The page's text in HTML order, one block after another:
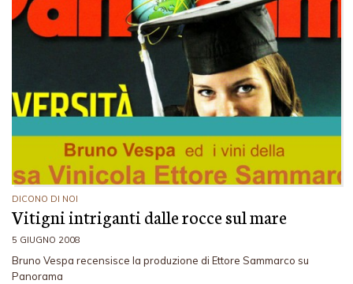
DICONO DI NOI
Vitigni intriganti dalle rocce sul mare
5 GIUGNO 2008
Bruno Vespa recensisce la produzione di Ettore Sammarco su
Panorama